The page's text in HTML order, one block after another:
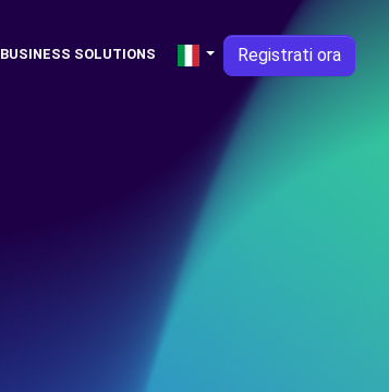
BUSINESS SOLUTIONS Registrati ora